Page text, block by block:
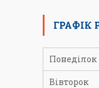
ГРАФІК
Понеділок
Вівторок